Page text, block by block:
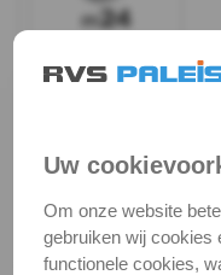
127B
-
A2
Bekijken
10
€ 0,71 excl.btw
Uw
Om onze website
gebruiken wij cookies
functionele cookies,